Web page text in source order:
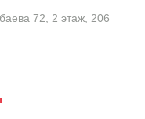
72, 2 этаж, 206